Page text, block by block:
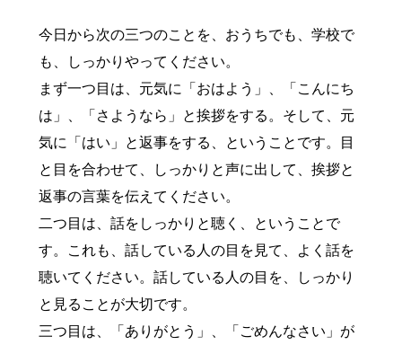
今日から次の三つのことを、おうちでも、学校で
も、しっかりやってください。
まず一つ目は、元気に「おはよう」、「こんにち
は」、「さようなら」と挨拶をする。そして、元
気に「はい」と返事をする、ということです。目
と目を合わせて、しっかりと声に出して、挨拶と
返事の言葉を伝えてください。
二つ目は、話をしっかりと聴く、ということで
す。これも、話している人の目を見て、よく話を
聴いてください。話している人の目を、しっかり
と見ることが大切です。
三つ目は、「ありがとう」、「ごめんなさい」が